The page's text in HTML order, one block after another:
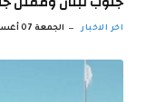
اخر الاخبار الجمعة 07 أغسطس 7:24 ص